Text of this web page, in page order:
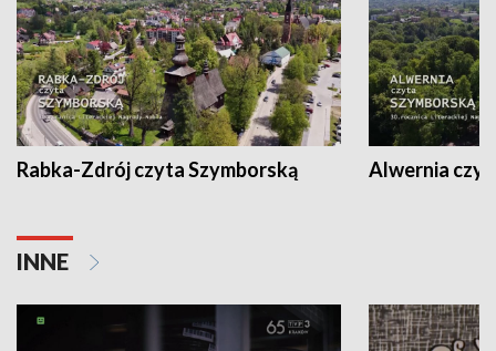
Rabka-Zdrój czyta Szymborską Alwernia
INNE